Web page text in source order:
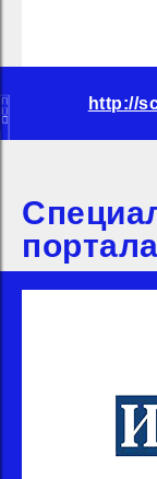
http://
портала